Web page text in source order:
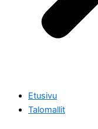
Etusivu
Talomallit